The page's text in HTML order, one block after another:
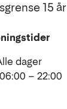
15 år
dager
06:00 – 22:00